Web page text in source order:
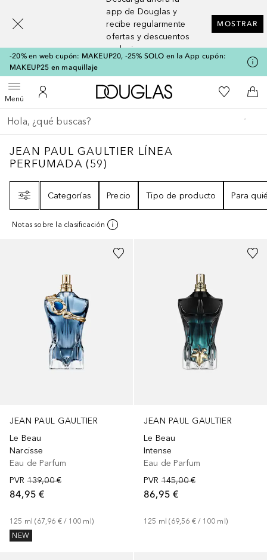
app de Douglas y
recibe regularmente
ofertas y descuentos
exclusivos
MOSTRAR
-20% en web cupón: MAKEUP20, -25% SOLO en la App cupón:
MAKEUP25 en maquillaje
MenúAbrir menúMi cuenta
A Douglas HomeMi lista de
A
Regresar
Ejecutar búsqueda
JEAN PAUL GAULTIER LÍNEA PERFUMADA
JEAN PAUL GAULTIER LÍNEA
PERFUMADA (59)
Categorías
Precio Tipo de producto Para
Notas sobre la clasificación
JEAN PAUL GAULTIER
Le Beau
Narcisse
Eau de Parfum
PVR 139,00 €
84,95 €
125 ml (67,96 € / 100 ml )
NEW
JEAN PAUL GAULTIER
Le Beau
Intense
Eau de Parfum
PVR 145,00 €
86,95 €
125 ml (69,56 € / 100 ml )
[navigation.slideout.screenreader]